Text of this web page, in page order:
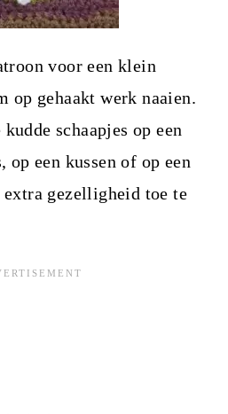
voor een klein
op gehaakt werk naaien.
schaapjes op een
op een kussen of op een
extra gezelligheid toe te